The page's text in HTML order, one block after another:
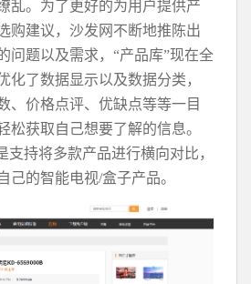
乱。为了更好的为用户提供产
购建议，沙发网不断地推陈出
问题以及需求，“产品库”现在全
化了数据显示以及数据分类，
、价格点评、优缺点等等一目
松获取自己想要了解的信息。
支持将多款产品进行横向对比，
己的智能电视/盒子产品。